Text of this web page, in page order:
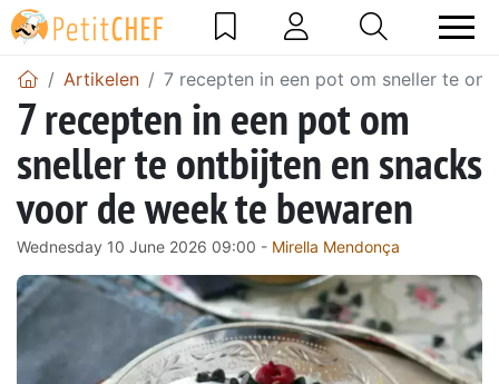
Artikelen 7 recepten in een pot om sneller te
7 recepten in een pot om
sneller te ontbijten en snacks
voor de week te bewaren
Wednesday 10 June 2026 09:00 - Mirella Mendonça